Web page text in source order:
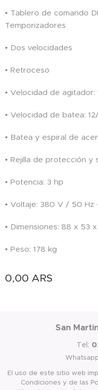
• Tablero de comando
Temporizadores
• Dos velocidades
• Retroceso
• Velocidad de agitador:
• Velocidad de batea:
• Batea y espiral de
• Rejilla de protección y
• Potencia: 3 hp
• Voltaje: 380 V / 50 Hz
• Dimensiones: 88 x 53
• Peso: 178 kg
0,00 ARS
San
Tel:
El uso de este sitio web
Condiciones y de las